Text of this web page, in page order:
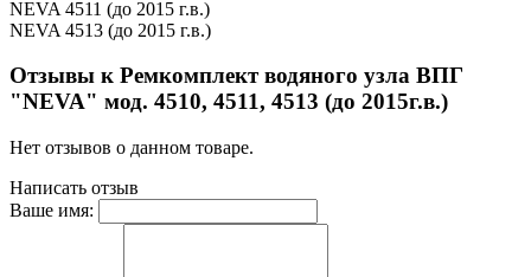
NEVA 4511 (до 2015 г.в.)
NEVA 4513 (до 2015 г.в.)
Отзывы к Ремкомплект водяного узла ВПГ
"NEVA" мод. 4510, 4511, 4513 (до 2015г.в.)
Нет отзывов о данном товаре.
Написать отзыв
Ваше имя: